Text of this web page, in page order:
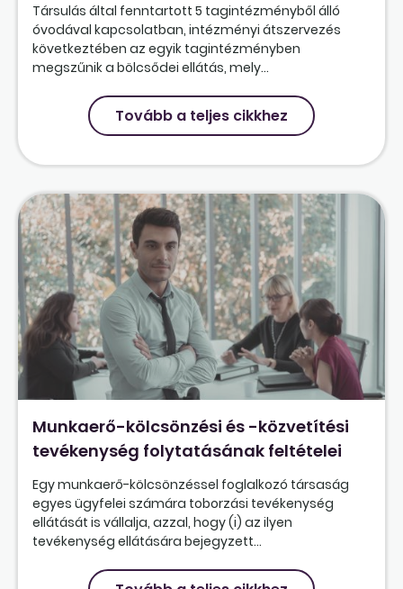
Társulás által fenntartott 5 tagintézményből álló
óvodával kapcsolatban, intézményi átszervezés
következtében az egyik tagintézményben
megszűnik a bölcsődei ellátás, mely...
Tovább a teljes cikkhez
Munkaerő-kölcsönzési és -közvetítési
tevékenység folytatásának feltételei
Egy munkaerő-kölcsönzéssel foglalkozó társaság
egyes ügyfelei számára toborzási tevékenység
ellátását is vállalja, azzal, hogy (i) az ilyen
tevékenység ellátására bejegyzett...